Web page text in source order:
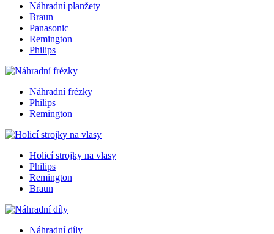
Náhradní planžety
Braun
Panasonic
Remington
Philips
Náhradní frézky
Philips
Remington
Holicí strojky na vlasy
Philips
Remington
Braun
Náhradní díly